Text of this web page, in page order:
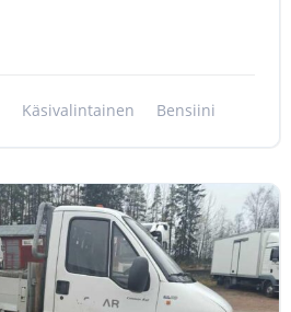
Käsivalintainen Bensiini